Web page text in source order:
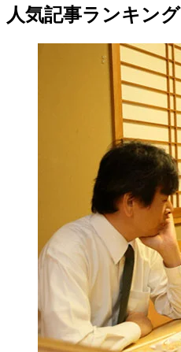
人気記事ランキング